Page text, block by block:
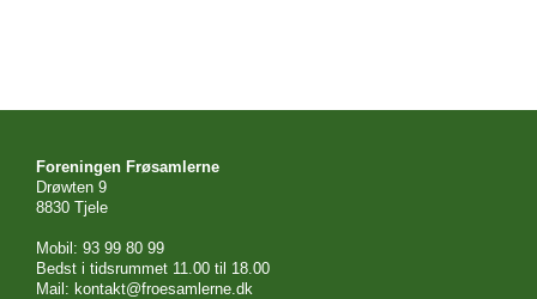
Foreningen Frøsamlerne
Drøwten 9
8830 Tjele
Mobil: 93 99 80 99
Bedst i tidsrummet 11.00 til 18.00
Mail: kontakt@froesamlerne.dk